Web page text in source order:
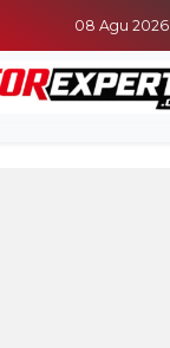
08 Agu 2026